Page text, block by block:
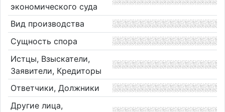
экономического суда
Вид производства
Сущность спора
Истцы, Взыскатели,
Заявители, Кредиторы
Ответчики, Должники
Другие лица,